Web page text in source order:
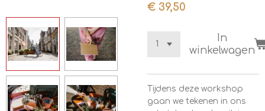
€ 39,50
In
winkelwagen
Tijdens deze workshop
gaan we tekenen in ons